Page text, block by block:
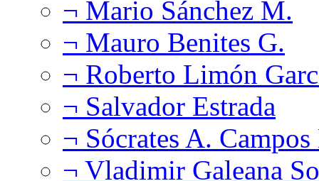
¬ Mario Sánchez M.
¬ Mauro Benites G.
¬ Roberto Limón
¬ Salvador Estrada
¬ Sócrates A.
¬ Vladimir Galeana